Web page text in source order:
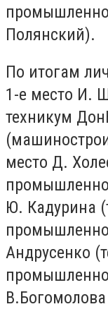
Полянский).
По итогам
1-е место И.
техникум
место Д.
Ю. Кадурина
Андрусенко